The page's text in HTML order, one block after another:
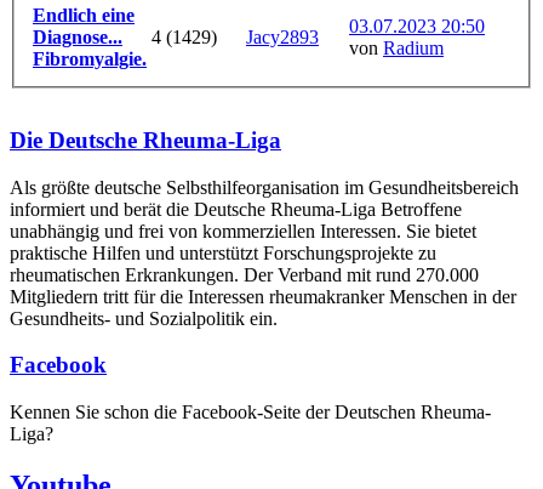
Endlich eine
Diagnose...
Fibromyalgie.
4 (1429) Jacy2893
03.07.2023 20:50
von Radium
Die Deutsche Rheuma-Liga
Als größte deutsche Selbsthilfe­organisation im Gesundheitsbereich
informiert und berät die Deutsche Rheuma-Liga Betroffene
unabhängig und frei von kommerziellen Interessen. Sie bietet
praktische Hilfen und unterstützt Forschungsprojekte zu
rheumatischen Erkrankungen. Der Verband mit rund 270.000
Mitgliedern tritt für die Interessen rheumakranker Menschen in der
Gesundheits- und Sozialpolitik ein.
Facebook
Kennen Sie schon die Facebook-Seite der Deutschen Rheuma-
Liga?